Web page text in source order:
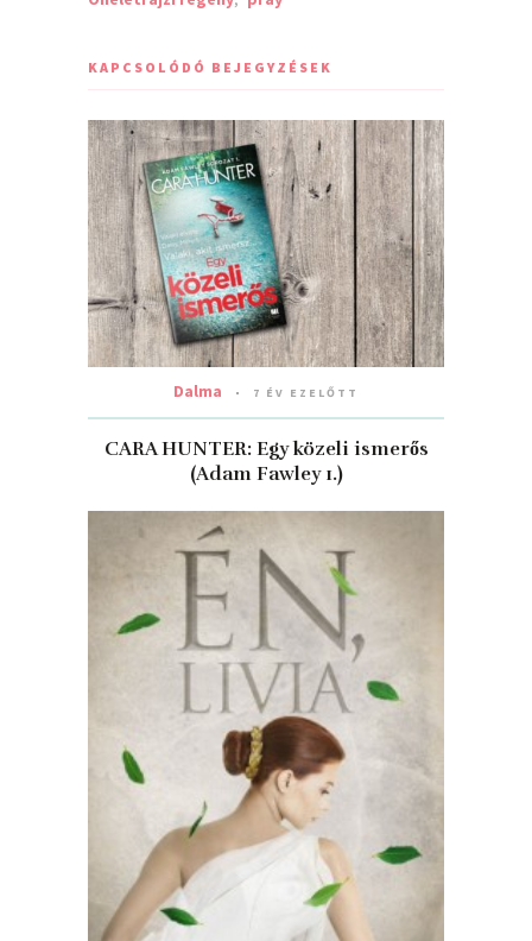
KAPCSOLÓDÓ BEJEGYZÉSEK
Dalma 7 ÉV EZELŐTT
CARA HUNTER: Egy ​közeli ismerős
(Adam Fawley 1.)